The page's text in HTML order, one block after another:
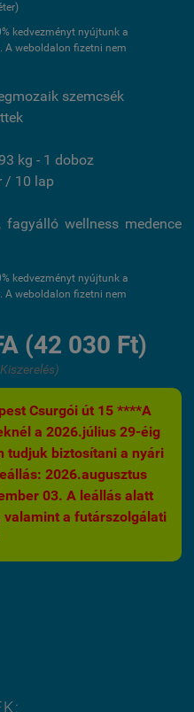
kedvezményt nyújtunk a
A weboldalon fizetni nem
szemcsék
kg - 1 doboz
/ 10 lap
wellness medence
kedvezményt nyújtunk a
A weboldalon fizetni nem
(42 030 Ft)
Csurgói út 15 ****A
a 2026.július 29-éig
tudjuk biztosítani a nyári
2026.augusztus
03. A leállás alatt
valamint a futárszolgálati